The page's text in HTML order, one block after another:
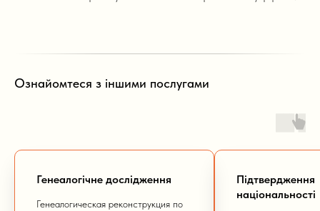
Ознайомтеся з іншими послугами
Генеалогічне дослідження
Генеалогическая реконструкция по
Підтвердження
національності